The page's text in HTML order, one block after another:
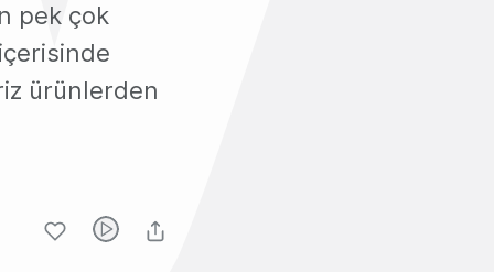
pek çok
ürünlerden